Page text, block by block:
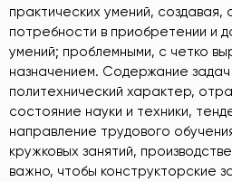
практических умений, создавая,
потребности в приобретении и
умений; проблемными, с четко
назначением. Содержание
политехнический характер,
состояние науки и техники,
направление трудового
кружковых занятий,
важно, чтобы конструкторские